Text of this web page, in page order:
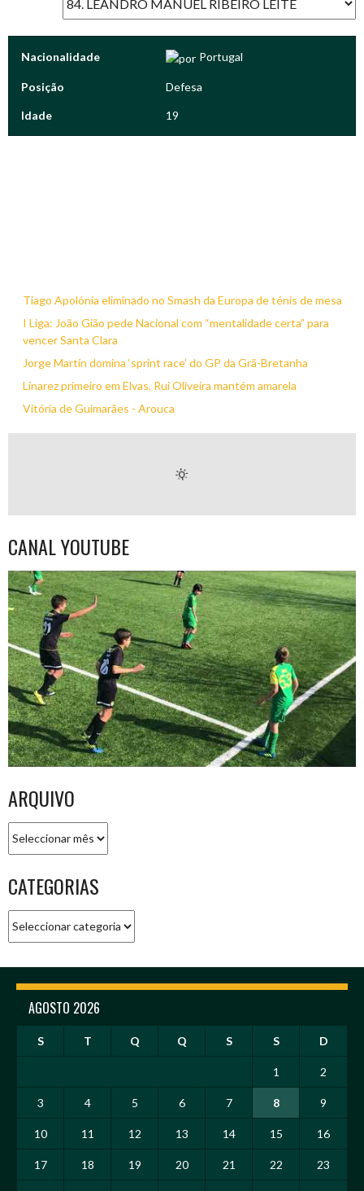
Nacionalidade Portugal
Posição Defesa
Idade 19
Tiago Apolónia eliminado no Smash da Europa de ténis de mesa
I Liga: João Gião pede Nacional com “mentalidade certa” para
vencer Santa Clara
Jorge Martín domina ‘sprint race’ do GP da Grã-Bretanha
Linarez primeiro em Elvas, Rui Oliveira mantém amarela
Vitória de Guimarães - Arouca
CANAL YOUTUBE
ARQUIVO
CATEGORIAS
AGOSTO 2026
S T Q Q S S D
1 2
3 4 5 6 7 8 9
10 11 12 13 14 15 16
17 18 19 20 21 22 23